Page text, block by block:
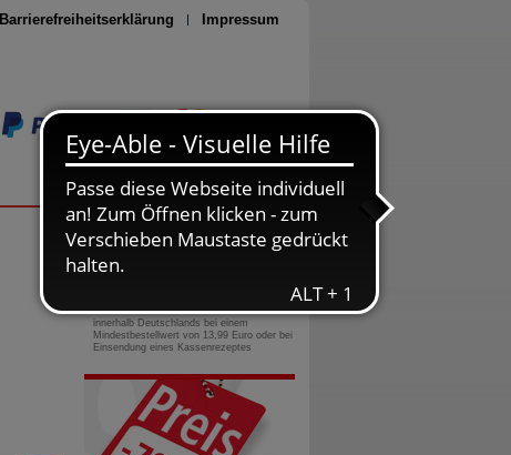
Barrierefreiheitserklärung Impressum
Seite drucken
0800-10 11 422
gebührenfreie Rufnummer
innerhalb Deutschlands bei einem
Mindestbestellwert von 13,99 Euro oder bei
Einsendung eines Kassenrezeptes